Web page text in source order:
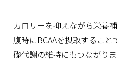
カロリーを抑えながら栄養
腹時にBCAAを摂取するこ
礎代謝の維持にもつながりま